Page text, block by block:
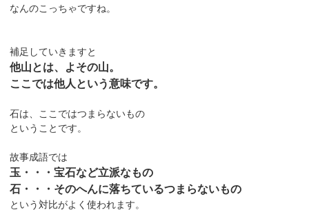
なんのこっちゃですね。
補足していきますと
他山とは、よその山。
ここでは他人という意味です。
石は、ここではつまらないもの
ということです。
故事成語では
玉・・・宝石など立派なもの
石・・・そのへんに落ちているつまらないもの
という対比がよく使われます。